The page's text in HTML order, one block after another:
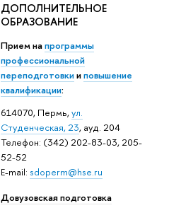
ДОПОЛНИТЕЛЬНОЕ
ОБРАЗОВАНИЕ
Прием напрограммы
профессиональной
переподготовкииповышение
квалификации:
614070, Пермь,ул.
Студенческая, 23, ауд. 204
Телефон: (342) 202-83-03, 205-
52-52
E-mail: sdoperm@hse.ru
Довузовская подготовка